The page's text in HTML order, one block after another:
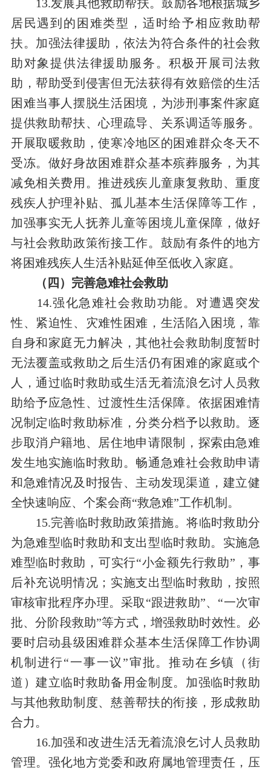
13.发展其他救助帮扶。鼓励各地根据城乡
居民遇到的困难类型，适时给予相应救助帮
扶。加强法律援助，依法为符合条件的社会救
助对象提供法律援助服务。积极开展司法救
助，帮助受到侵害但无法获得有效赔偿的生活
困难当事人摆脱生活困境，为涉刑事案件家庭
提供救助帮扶、心理疏导、关系调适等服务。
开展取暖救助，使寒冷地区的困难群众冬天不
受冻。做好身故困难群众基本殡葬服务，为其
减免相关费用。推进残疾儿童康复救助、重度
残疾人护理补贴、孤儿基本生活保障等工作，
加强事实无人抚养儿童等困境儿童保障，做好
与社会救助政策衔接工作。鼓励有条件的地方
将困难残疾人生活补贴延伸至低收入家庭。
（四）完善急难社会救助
14.强化急难社会救助功能。对遭遇突发
性、紧迫性、灾难性困难，生活陷入困境，靠
自身和家庭无力解决，其他社会救助制度暂时
无法覆盖或救助之后生活仍有困难的家庭或个
人，通过临时救助或生活无着流浪乞讨人员救
助给予应急性、过渡性生活保障。依据困难情
况制定临时救助标准，分类分档予以救助。逐
步取消户籍地、居住地申请限制，探索由急难
发生地实施临时救助。畅通急难社会救助申请
和急难情况及时报告、主动发现渠道，建立健
全快速响应、个案会商“救急难”工作机制。
15.完善临时救助政策措施。将临时救助分
为急难型临时救助和支出型临时救助。实施急
难型临时救助，可实行“小金额先行救助”，事
后补充说明情况；实施支出型临时救助，按照
审核审批程序办理。采取“跟进救助”、“一次审
批、分阶段救助”等方式，增强救助时效性。必
要时启动县级困难群众基本生活保障工作协调
机制进行“一事一议”审批。推动在乡镇（街
道）建立临时救助备用金制度。加强临时救助
与其他救助制度、慈善帮扶的衔接，形成救助
合力。
16.加强和改进生活无着流浪乞讨人员救助
管理。强化地方党委和政府属地管理责任，压